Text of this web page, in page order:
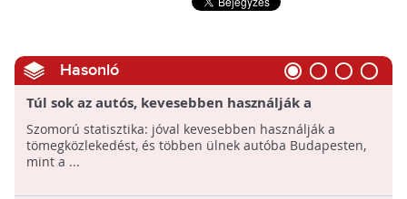
Hasonló
Túl sok az autós, kevesebben használják a
tömegközlekedést Budapesten
Szomorú statisztika: jóval kevesebben használják a
tömegközlekedést, és többen ülnek autóba Budapesten,
mint a ...